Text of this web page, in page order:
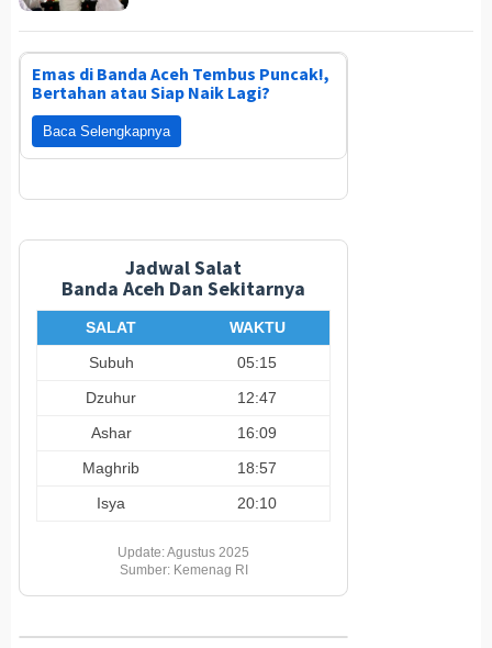
Emas di Banda Aceh Tembus Puncak!,
Bertahan atau Siap Naik Lagi?
Baca Selengkapnya
Jadwal Salat
Banda Aceh Dan Sekitarnya
SALAT
WAKTU
Subuh
05:15
Dzuhur
12:47
Ashar
16:09
Maghrib
18:57
Isya
20:10
Update: Agustus 2025
Sumber: Kemenag RI